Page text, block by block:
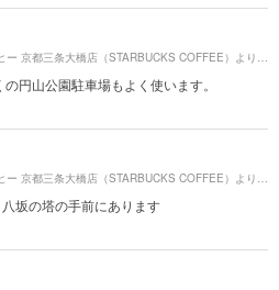
スターバックスコーヒー 京都三条大橋店（STARBUCKS COFFEE）より約
円山公園駐車場もよく使います。
スターバックスコーヒー 京都三条大橋店（STARBUCKS COFFEE）より約
坂の塔の手前にあります